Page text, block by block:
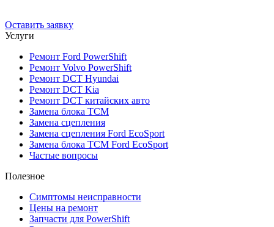
Оставить заявку
Услуги
Ремонт Ford PowerShift
Ремонт Volvo PowerShift
Ремонт DCT Hyundai
Ремонт DCT Kia
Ремонт DCT китайских авто
Замена блока TCM
Замена сцепления
Замена сцепления Ford EcoSport
Замена блока TCM Ford EcoSport
Частые вопросы
Полезное
Симптомы неисправности
Цены на ремонт
Запчасти для PowerShift